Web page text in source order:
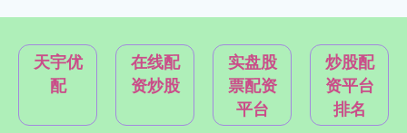
天宇优
配
在线配
资炒股
实盘股
票配资
平台
炒股配
资平台
排名